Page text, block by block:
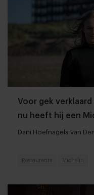
Voor gek
nu heeft hij een
Dani Hoefnagels van
Restaurants Michelin